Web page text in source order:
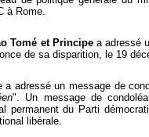
à Rome.
Tomé et Principea adressé
de sa disparition, le 19
a adressé un message de
". Un message de
permanent du Parti
libérale.